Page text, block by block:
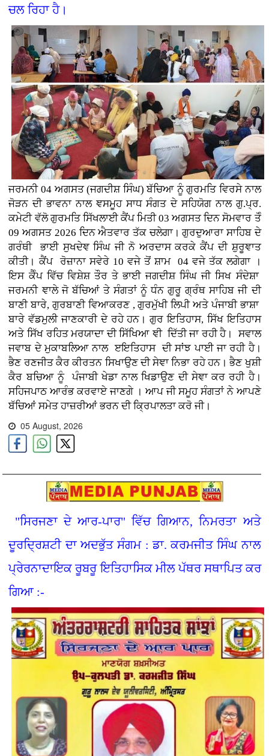
ਚਲ ਰਿਹਾ ਹੈ।
ਜਰਮਨੀ04 ਅਗਸਤ (ਜਗਦੀਸ਼ ਸਿੰਘ) ਬੱਚਿਆ ਨੂੰ ਗੁਰਮਤਿ ਵਿਰਸੇ ਨਾਲ
ਜੋੜਨ ਦੀ ਭਾਵਨਾ ਨਾਲ ਞਸਮੂਹ ਸਾਧ ਸੰਗਤ ਦੇ ਸਹਿਯੋਗ ਨਾਲ ਗੁ.ਪ੍ਰ.
ਕਮੇਟੀ ਵੱਲੋ ਗੁਰਮਤਿ ਸਿੱਖਲਾਈ ਕੈਂਪ ਮਿਤੀ 03 ਅਗਸਤ ਦਿਨ ਸੋਮਵਾਰ ਤੋੰ
09 ਅਗਸਤ 2026 ਦਿਨ ਐਤਵਾਰ ਤੱਕ ਚਲੇਗਾ। ਗੁਰਦੁਆਰਾ ਸਾਹਿਬ ਦੇ
ਗਰੰਥੀ ਭਾਈ ਸੁਖਦੇਞ ਸਿੰਘ ਜੀ ਨੋ ਅਰਦਾਸ ਕਰਕੇ ਕੈਂਪ ਦੀ ਸ਼ੁਰੂਞਾਤ
ਕੀਤੀ। ਕੈਂਪ ਰੋਜ਼ਾਨਾ ਸਵੇਰੇ 10 ਵਜੇ ਤੋਂ ਸ਼ਾਮ 04 ਵਜੇ ਤੱਕ ਲਗੇਗਾ ।
ਇਸ ਕੈੰਪ ਵਿੱਚ ਵਿਸ਼ੇਸ਼ ਤੌਰ ਤੇ ਭਾਈ ਜਗਦੀਸ਼ ਸਿੰਘ ਜੀ ਸਿਖ ਸੰਦੇਸ਼ਾ
ਜਰਮਨੀ ਞਾਲੇ ਜੋ ਬੱਚਿਆਂ ਤੇ ਸੰਗਤਾਂ ਨੂੰ ਧੰਨ ਗੁਰੂ ਗ੍ਰੰਥ ਸਾਹਿਬ ਜੀ ਦੀ
ਬਾਣੀ ਬਾਰੇ, ਗੁਰਬਾਣੀ ਵਿਆਕਰਣ , ਗੁਰਮੁੱਖੀ ਲਿਪੀ ਅਤੇ ਪੰਜਾਬੀ ਭਾਸ਼ਾ
ਬਾਰੇ ਵੱਡਮੁਲੀ ਜਾਣਕਾਰੀ ਦੇ ਰਹੇ ਹਨ। ਗੁਰ ਇਤਿਹਾਸ, ਸਿੱਖ ਇਤਿਹਾਸ
ਅਤੇ ਸਿੱਖ ਰਹਿਤ ਮਰਯਾਦਾ ਦੀ ਸਿੱਖਿਆ ਞੀ ਦਿੱਤੀ ਜਾ ਰਹੀ ਹੈ। ਸਵਾਲ
ਜਵਾਬ ਦੇ ਮੁਕਾਬਲਿਆ ਨਾਲ ੲਇਤਿਹਾਸ ਦੀ ਸਾਂਝ ਪਾਈ ਜਾ ਰਹੀ ਹੈ।
ਭੈਣ ਰਣਜੀਤ ਕੈਰ ਕੀਰਤਨ ਸਿਖਾਉਣ ਦੀ ਸੇਞਾ ਨਿਭਾ ਰਹੇ ਹਨ। ਭੈਣ ਖੁਸ਼ੀ
ਕੈਰ ਬਚਿਆ ਨੂੰ ਪੰਜਾਬੀ ਖੇਡਾ ਨਾਲ ਖਿਡਾਉਣ ਦੀ ਸੇਞਾ ਕਰ ਰਹੀ ਹੈ।
ਸਹਿਜਪਾਠ ਆਰੰਭ ਕਰਵਾਏ ਜਾਣਗੇ । ਆਪ ਜੀ ਸਮੂਹ ਸੰਗਤਾਂ ਨੇ ਆਪਣੇ
ਬੱਚਿਆਂ ਸਮੇਤ ਹਾਜ਼ਰੀਆਂ ਭਰਨ ਦੀ ਕ੍ਰਿਪਾਲਤਾ ਕਰੋ ਜੀ।
05 August, 2026
"ਸਿਰਜਣਾ ਦੇ ਆਰ-ਪਾਰ" ਵਿੱਚ ਗਿਆਨ, ਨਿਮਰਤਾ ਅਤੇ
ਦੂਰਦ੍ਰਿਸ਼ਟੀ ਦਾ ਅਦਭੁੱਤ ਸੰਗਮ : ਡਾ. ਕਰਮਜੀਤ ਸਿੰਘ ਨਾਲ
ਪ੍ਰੇਰਨਾਦਾਇਕ ਰੂਬਰੂ ਇਤਿਹਾਸਿਕ ਮੀਲ ਪੱਥਰ ਸਥਾਪਿਤ ਕਰ
ਗਿਆ :-